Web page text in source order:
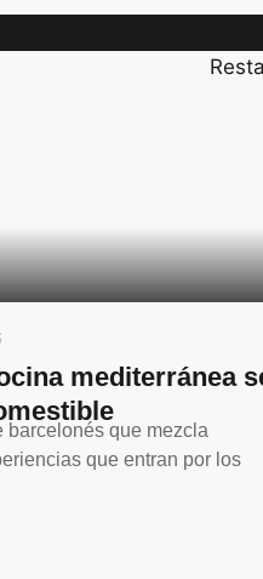
mediterránea
barcelonés que mezcla
que entran por los